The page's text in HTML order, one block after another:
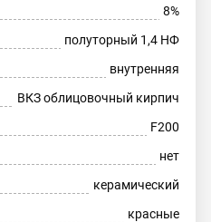
8%
полуторный 1,4 НФ
внутренняя
ВКЗ облицовочный кирпич
F200
нет
керамический
красные